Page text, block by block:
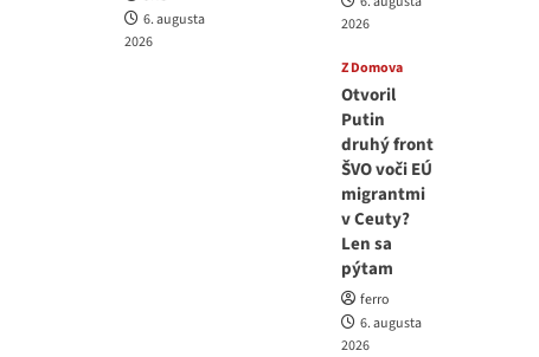
6. augusta
2026
2026
Z Domova
Otvoril
Putin
druhý front
ŠVO voči EÚ
migrantmi
v Ceuty?
Len sa
pýtam
ferro
6. augusta
2026